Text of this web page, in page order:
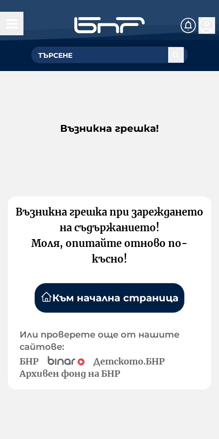
Възникна грешка!
Възникна грешка при зареждането
на съдържанието!
Моля, опитайте отново по-
късно!
Към начална страница
Или проверете още от нашите
сайтове:
БНР
Детското.БНР
Архивен фонд на БНР